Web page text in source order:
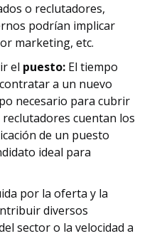
o reclutadores,
podrían implicar
marketing, etc.
el puesto: El tiempo
a un nuevo
necesario para cubrir
cuentan los
de un puesto
ideal para
por la oferta y la
diversos
sector o la velocidad a